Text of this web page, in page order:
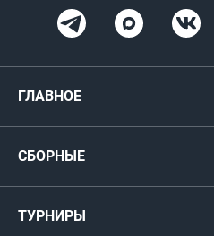
ГЛАВНОЕ
Карта болельщика
СБОРНЫЕ
ТУРНИРЫ